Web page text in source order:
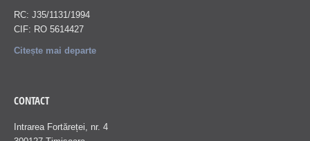
RC: J35/1131/1994
CIF: RO 5614427
Citește mai departe
CONTACT
Intrarea Fortăreței, nr. 4